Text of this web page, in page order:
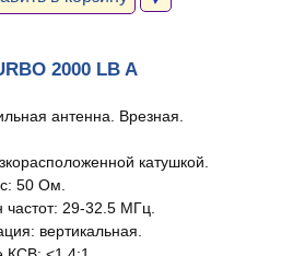
2000 LB A
антенна. Врезная.
катушкой.
50 Ом.
частот: 29-32.5 МГц.
вертикальная.